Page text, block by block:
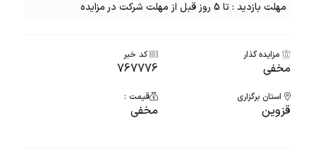
مهلت بازدید : تا 5 روز قبل از مهلت شرکت در مزایده
مزایده گذار
مخفی
کد خبر
767776
استان برگزاری
قزوین
قیمت :
مخفی